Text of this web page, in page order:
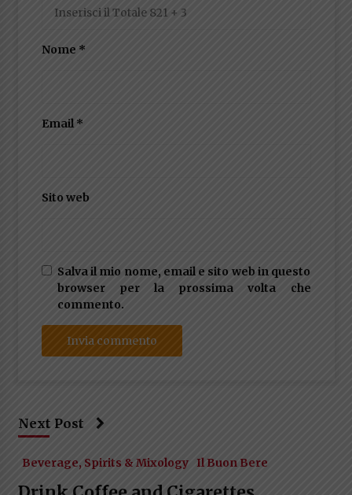
Nome *
Email *
Sito web
Salva il mio nome, email e sito web in questo
browser per la prossima volta che
commento.
Next Post
Beverage, Spirits & Mixology Il Buon Bere